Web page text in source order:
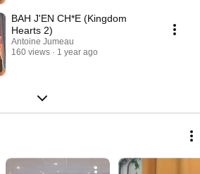
BAH J'EN CH*E (Kingdom
Hearts 2)
Antoine Jumeau
160 views
1 year ago